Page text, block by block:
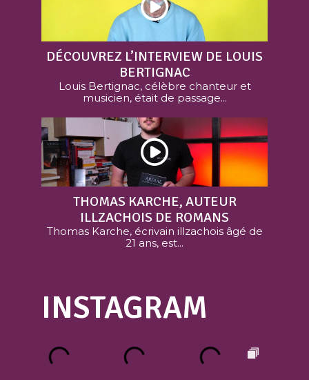
DÉCOUVREZ L’INTERVIEW DE LOUIS
BERTIGNAC
Louis Bertignac, célèbre chanteur et
musicien, était de passage...
THOMAS KARCHE, AUTEUR
ILLZACHOIS DE ROMANS
Thomas Karche, écrivain illzachois âgé de
21 ans, est...
INSTAGRAM